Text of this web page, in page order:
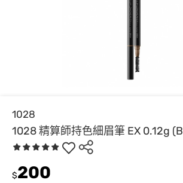
1028
1028 精算師持色細眉筆 EX 0.12g
$200